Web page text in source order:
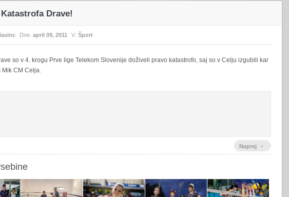
Drave!
Dne: april 09, 2011 V: Šport
so v 4. krogu Prve lige Telekom Slovenije doživeli pravo katastrofo, saj so v Celju izgubili kar
Mik CM Celja.
Naprej ›